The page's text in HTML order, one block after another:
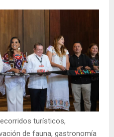
turísticos,
de fauna, gastronomía